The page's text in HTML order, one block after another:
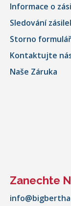
Informace o
Sledování
Storno formulář
Kontaktujte
Naše Záruka
Zanechte